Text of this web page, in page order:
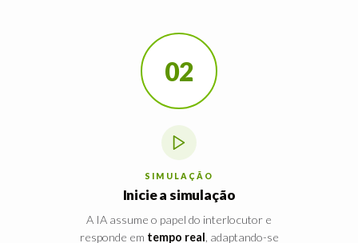
02
SIMULAÇÃO
Inicie a simulação
A IA assume o papel do interlocutor e
responde em tempo real , adaptando-se